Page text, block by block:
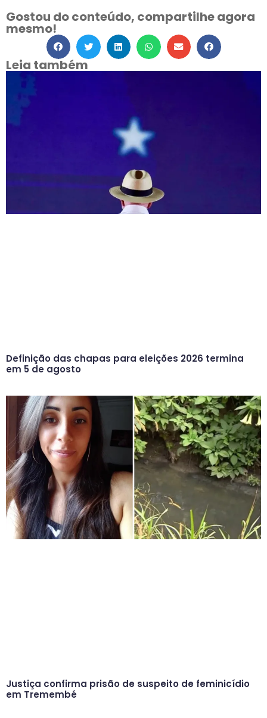
Gostou do conteúdo, compartilhe agora
mesmo!
Leia também
Definição das chapas para eleições 2026 termina
em 5 de agosto
Justiça confirma prisão de suspeito de feminicídio
em Tremembé